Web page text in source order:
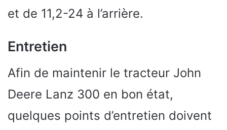
et de 11,2-24 à l’arrière.
Entretien
Afin de maintenir le tracteur John
Deere Lanz 300 en bon état,
quelques points d’entretien doivent